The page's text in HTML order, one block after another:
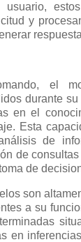
y
el
durante
en el
Esta
de
de
de
son
a su
en